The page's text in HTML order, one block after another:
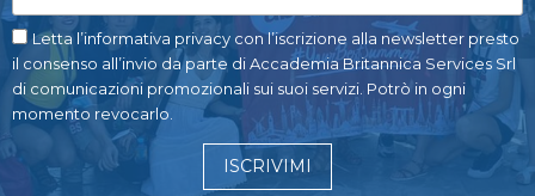
Letta l’informativa privacy con l’iscrizione alla newsletter presto
il consenso all’invio da parte di Accademia Britannica Services Srl
di comunicazioni promozionali sui suoi servizi. Potrò in ogni
momento revocarlo.
ISCRIVIMI